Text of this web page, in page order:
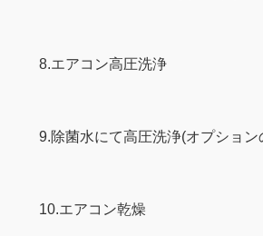
8.エアコン高圧洗浄
9.除菌水にて高圧洗浄(オプション
10.エアコン乾燥